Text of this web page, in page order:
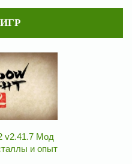
v2.41.7 Мод
и опыт